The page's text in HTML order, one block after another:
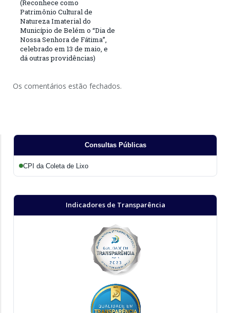
(Reconhece como
Patrimônio Cultural de
Natureza Imaterial do
Município de Belém o “Dia de
Nossa Senhora de Fátima”,
celebrado em 13 de maio, e
dá outras providências)
Os comentários estão fechados.
Consultas Públicas
CPI da Coleta de Lixo
Indicadores de Transparência